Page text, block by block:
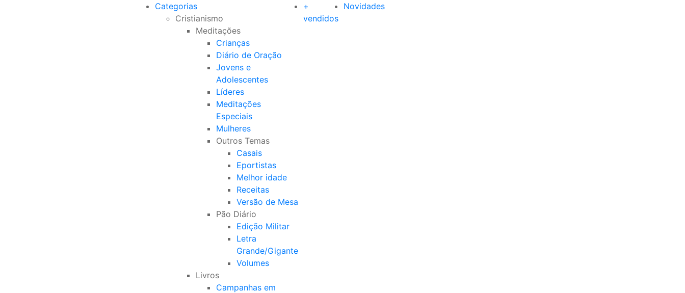
Categorias
Cristianismo
Meditações
Crianças
Diário de Oração
Jovens e
Adolescentes
Líderes
Meditações
Especiais
Mulheres
Outros Temas
Casais
Eportistas
Melhor idade
Receitas
Versão de Mesa
Pão Diário
Edição Militar
Letra
Grande/Gigante
Volumes
Livros
Campanhas em
+
vendidos
Novidades